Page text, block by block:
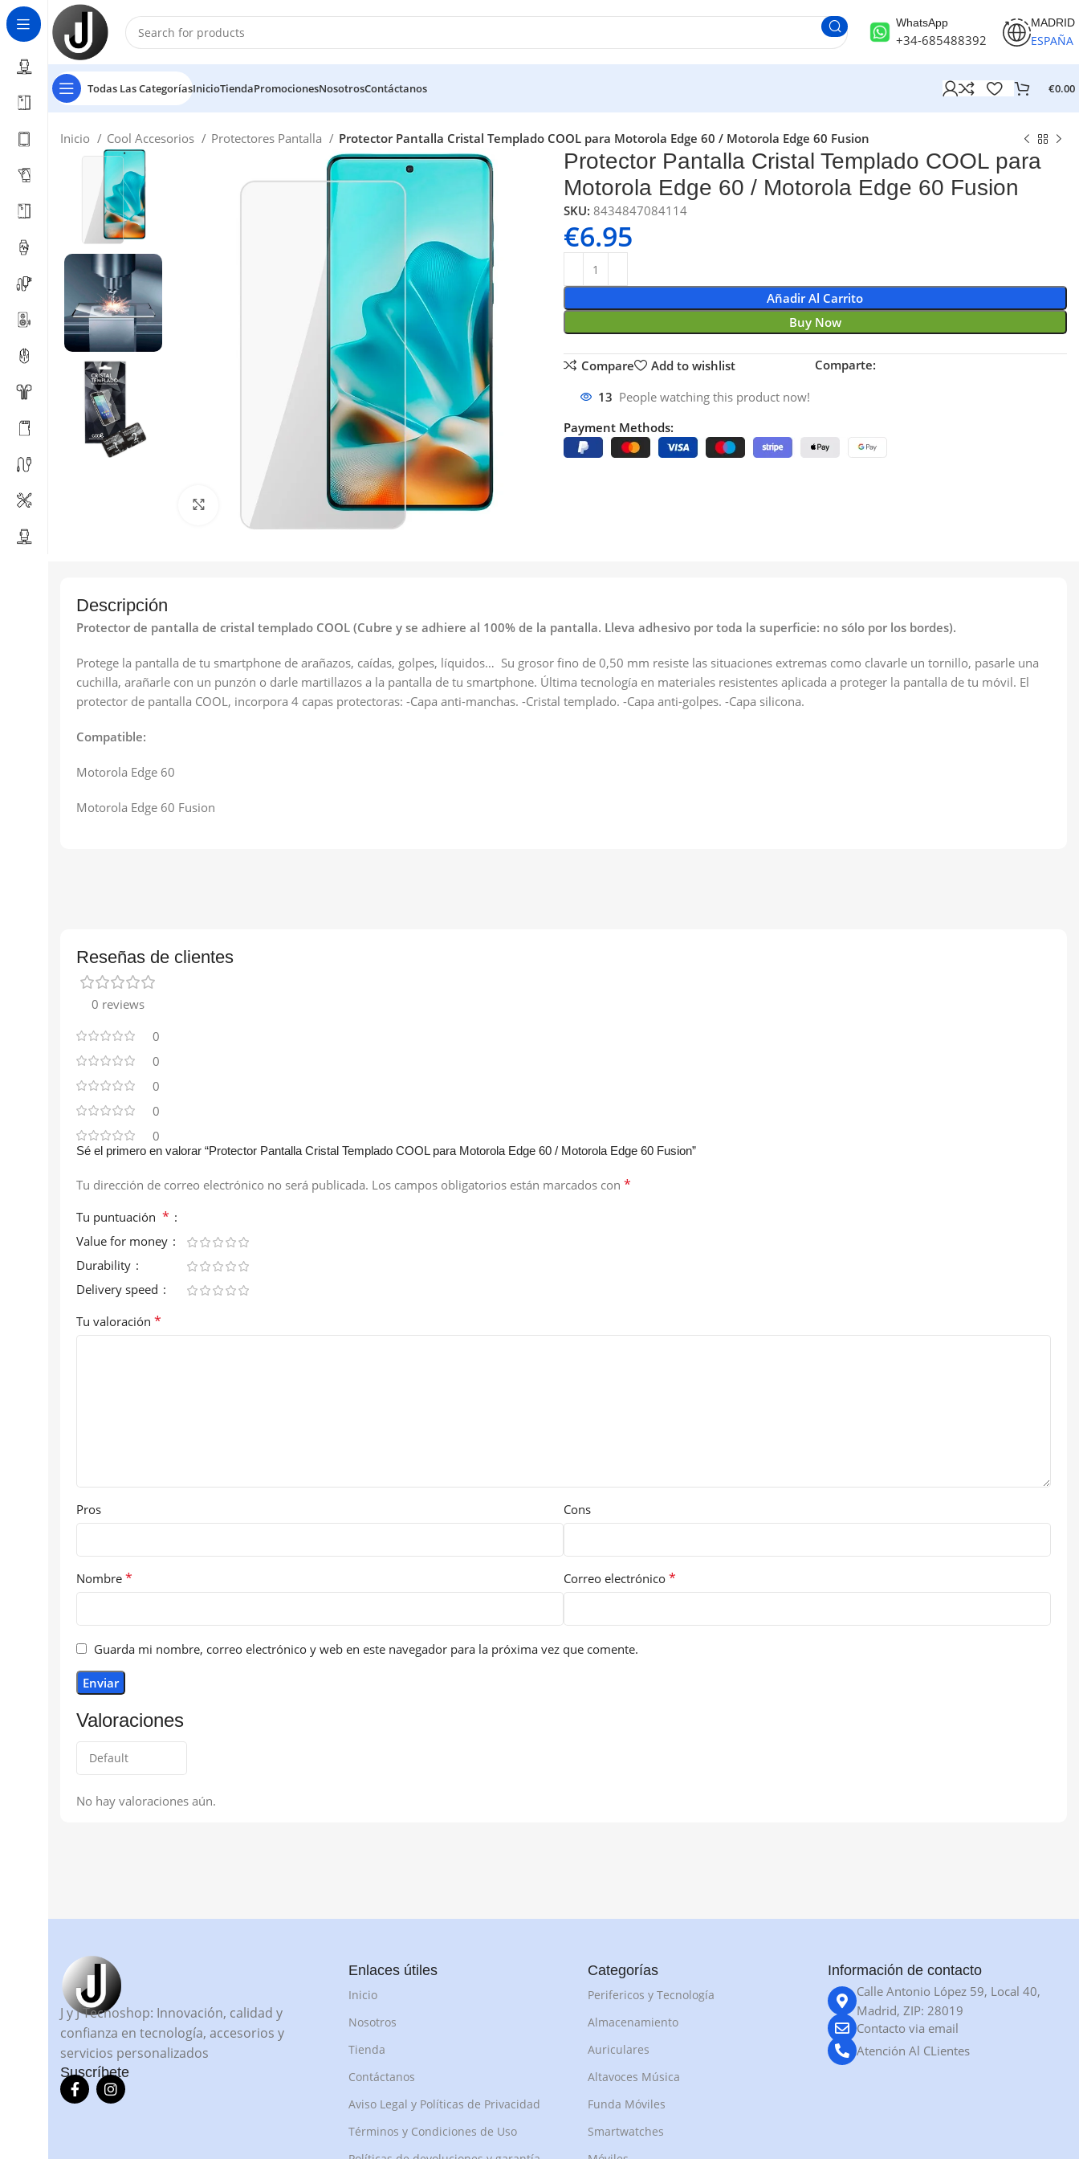
WhatsApp
+34-685488392
MADRID
ESPAÑA
Todas Las CategoríasInicioTiendaPromocionesNosotrosContáctanos €0.00
Inicio Cool Accesorios Protectores Pantalla Protector Pantalla Cristal Templado COOL para Motorola Edge 60 / Motorola Edge 60 Fusion
Click to enlarge
Protector Pantalla Cristal Templado COOL para
Motorola Edge 60 / Motorola Edge 60 Fusion
SKU: 8434847084114
€6.95
Añadir Al Carrito
Buy Now
Compare Add to wishlist Comparte:
13 People watching this product now!
Payment Methods:
Descripción
Protector de pantalla de cristal templado COOL (Cubre y se adhiere al 100% de la pantalla. Lleva adhesivo por toda la superficie: no sólo por los bordes).
Protege la pantalla de tu smartphone de arañazos, caídas, golpes, líquidos… Su grosor fino de 0,50 mm resiste las situaciones extremas como clavarle un tornillo, pasarle una
cuchilla, arañarle con un punzón o darle martillazos a la pantalla de tu smartphone. Última tecnología en materiales resistentes aplicada a proteger la pantalla de tu móvil. El
protector de pantalla COOL, incorpora 4 capas protectoras: -Capa anti-manchas. -Cristal templado. -Capa anti-golpes. -Capa silicona.
Compatible:
Motorola Edge 60
Motorola Edge 60 Fusion
Reseñas de clientes
0 reviews
0
0
0
0
0
Valoraciones
No hay valoraciones aún.
Sé el primero en valorar “Protector Pantalla Cristal Templado COOL para Motorola Edge 60 / Motorola Edge 60 Fusion”
Tu dirección de correo electrónico no será publicada. Los campos obligatorios están marcados con *
Tu puntuación *
Value for money
Durability
Delivery speed
Tu valoración *
Pros Cons
Nombre * Correo electrónico *
Guarda mi nombre, correo electrónico y web en este navegador para la próxima vez que comente.
J y J Tecnoshop: Innovación, calidad y
confianza en tecnología, accesorios y
servicios personalizados
Suscríbete
Enlaces útiles
Inicio
Nosotros
Tienda
Contáctanos
Aviso Legal y Políticas de Privacidad
Términos y Condiciones de Uso
Categorías
Perifericos y Tecnología
Almacenamiento
Auriculares
Altavoces Música
Funda Móviles
Smartwatches
Información de contacto
Calle Antonio López 59, Local 40,
Madrid, ZIP: 28019
Contacto via email
Atención Al CLientes